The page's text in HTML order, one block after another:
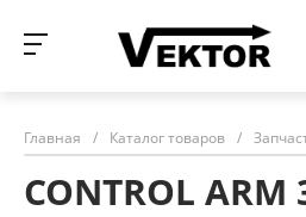
Главная / Каталог товаров /
CONTROL ARM